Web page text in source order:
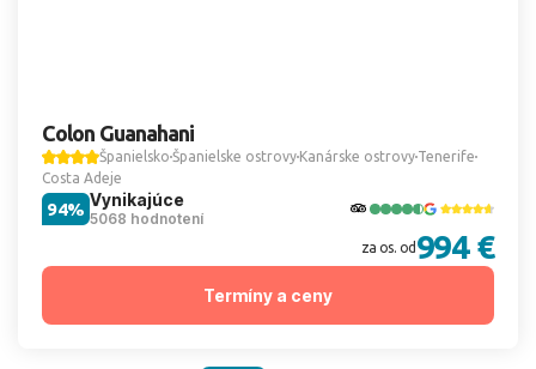
Colon Guanahani
Španielsko Španielske ostrovy Kanárske ostrovy Tenerife
Costa Adeje
Vynikajúce
5068 hodnotení
94%
za os. od 994 €
Termíny a ceny